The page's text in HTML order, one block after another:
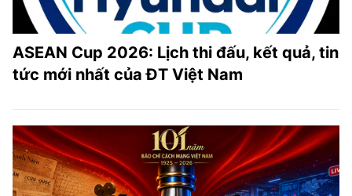
ASEAN Cup 2026: Lịch thi đấu, kết quả, tin
tức mới nhất của ĐT Việt Nam